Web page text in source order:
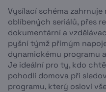
Vysílací schéma
oblíbených seriálů, přes
dokumentární a
pyšní týmž přímým
dynamickému programu
Je ideální pro ty, kdo
pohodlí domova při
programu, který osloví